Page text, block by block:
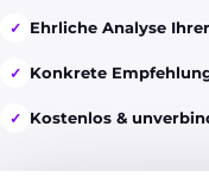
✓ Ehrliche Analyse
✓ Konkrete
✓ Kostenlos &